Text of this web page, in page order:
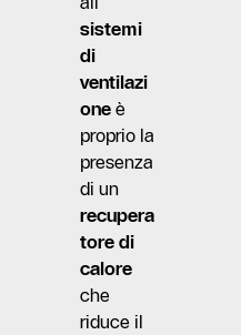
sistemi
di
ventilazi
one è
proprio la
presenza
di un
recupera
tore di
calore
che
riduce il